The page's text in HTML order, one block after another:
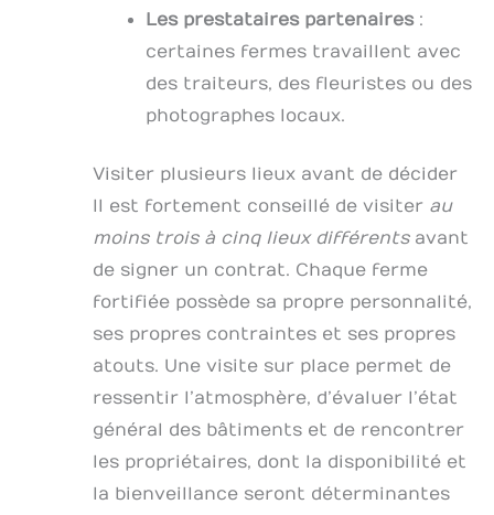
Les prestataires partenaires:
certaines fermes travaillent avec
des traiteurs, des fleuristes ou des
photographes locaux.
Visiter plusieurs lieux avant de décider
Il est fortement conseillé de visiter au
moins trois à cinq lieux différentsavant
de signer un contrat. Chaque ferme
fortifiée possède sa propre personnalité,
ses propres contraintes et ses propres
atouts. Une visite sur place permet de
ressentir l’atmosphère, d’évaluer l’état
général des bâtiments et de rencontrer
les propriétaires, dont la disponibilité et
la bienveillance seront déterminantes